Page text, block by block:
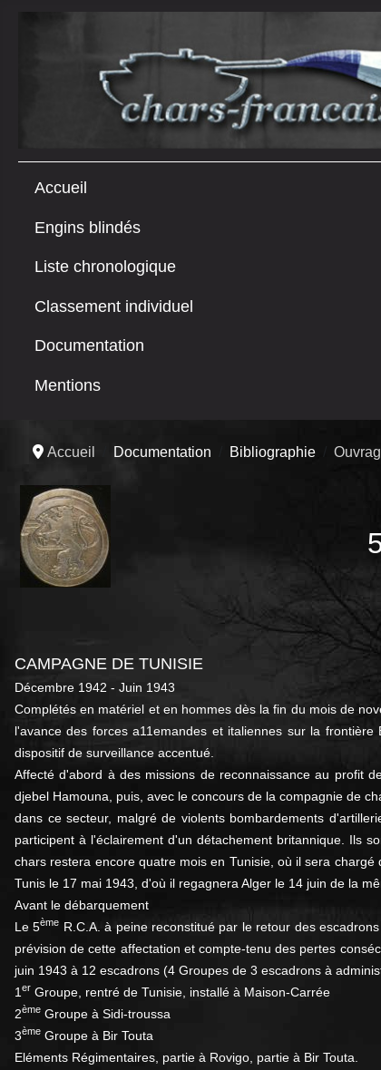
Accueil
Engins blindés
Liste chronologique
Classement individuel
Documentation
Mentions
Accueil Documentation Bibliographie
CAMPAGNE DE TUNISIE
Décembre 1942 - Juin 1943
Complétés en matériel et en hommes dès la fin du mois de
l'avance des forces a11emandes et italiennes sur la
dispositif de surveillance accentué.
Affecté d'abord à des missions de reconnaissance au profit
djebel Hamouna, puis, avec le concours de la compagnie de
dans ce secteur, malgré de violents bombardements
participent à l'éclairement d'un détachement britannique. Ils
chars restera encore quatre mois en Tunisie, où il sera
Tunis le 17 mai 1943, d'où il regagnera Alger le 14 juin de la
Avant le débarquement
Le 5ème R.C.A. à peine reconstitué par le retour des
prévision de cette affectation et compte-tenu des pertes
juin 1943 à 12 escadrons (4 Groupes de 3 escadrons à
1 er Groupe, rentré de Tunisie, installé à Maison-Carrée
2ème Groupe à Sidi-troussa
3ème Groupe à Bir Touta
Eléments Régimentaires, partie à Rovigo, partie à Bir Touta.